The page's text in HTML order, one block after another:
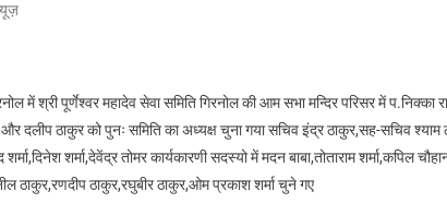
में श्री पूर्णेश्वर महादेव सेवा समिति गिरनोल की आम सभा मन्दिर परिसर में
दलीप ठाकुर को पुनः समिति का अध्यक्ष चुना गया सचिव इंद्र ठाकुर,सह-सचिव श्याम
शर्मा,देवेंद्र तोमर कार्यकारणी सदस्यो में मदन बाबा,तोताराम शर्मा,कपिल
ठाकुर,रणदीप ठाकुर,रघुबीर ठाकुर,ओम प्रकाश शर्मा चुने गए